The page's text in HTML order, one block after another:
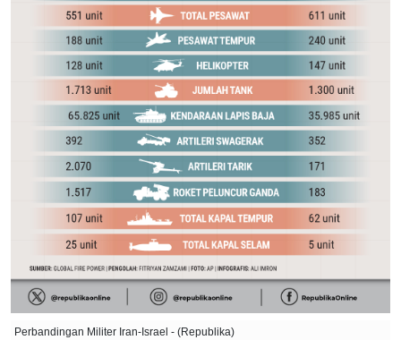
Perbandingan Militer Iran-Israel - (Republika)